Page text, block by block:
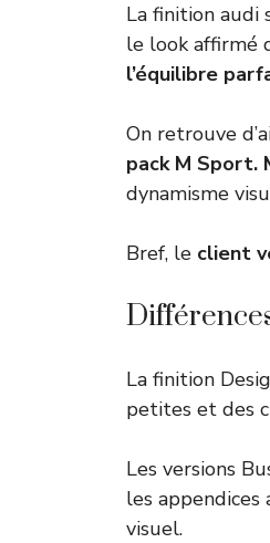
La finition audi
le look affirmé
l’équilibre
On retrouve
pack M Sport.
dynamisme
Bref, le client
La finition
petites et des
Les versions
les
visuel.